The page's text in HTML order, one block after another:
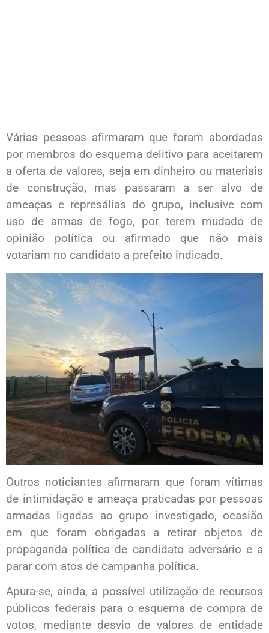
Várias pessoas afirmaram que foram abordadas
por membros do esquema delitivo para aceitarem
a oferta de valores, seja em dinheiro ou materiais
de construção, mas passaram a ser alvo de
ameaças e represálias do grupo, inclusive com
uso de armas de fogo, por terem mudado de
opinião política ou afirmado que não mais
votariam no candidato a prefeito indicado.
Outros noticiantes afirmaram que foram vítimas
de intimidação e ameaça praticadas por pessoas
armadas ligadas ao grupo investigado, ocasião
em que foram obrigadas a retirar objetos de
propaganda política de candidato adversário e a
parar com atos de campanha política.
Apura-se, ainda, a possível utilização de recursos
públicos federais para o esquema de compra de
votos, mediante desvio de valores de entidade